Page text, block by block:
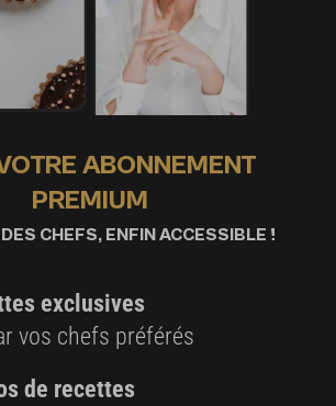
ABONNEMENT
PREMIUM
CHEFS, ENFIN ACCESSIBLE !
exclusives
vos chefs préférés
de recettes